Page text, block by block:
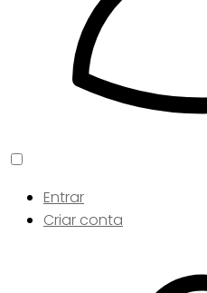
Entrar
Criar conta